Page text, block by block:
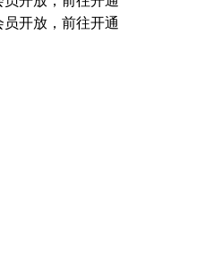
开放，前往开通